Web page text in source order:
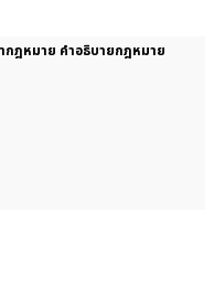
กฎหมาย คำอธิบายกฎหมาย